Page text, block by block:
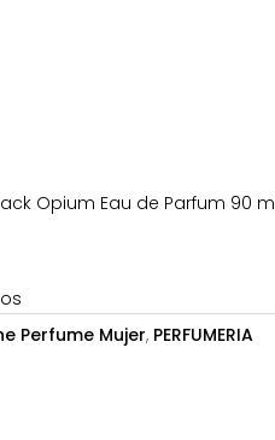
Opium Eau de Parfum 90
Perfume Mujer, PERFUMERIA